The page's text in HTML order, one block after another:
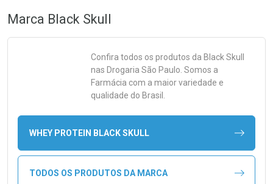
Marca Black Skull
Confira todos os produtos da Black Skull
nas Drogaria São Paulo. Somos a
Farmácia com a maior variedade e
qualidade do Brasil.
WHEY PROTEIN BLACK SKULL
TODOS OS PRODUTOS DA MARCA